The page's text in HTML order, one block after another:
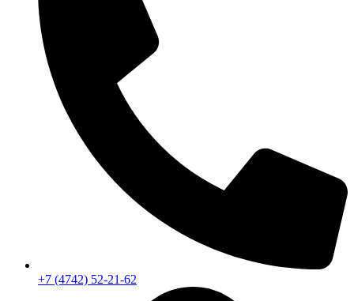
+7 (4742) 52-21-62